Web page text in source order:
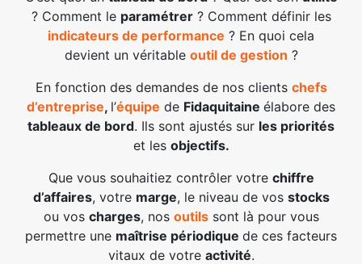
? Comment le paramétrer? Comment définir les
indicateurs de performance ? En quoi cela
devient un véritable outil de gestion ?
En fonction des demandes de nos clients chefs
d’entreprise, l’équipe de Fidaquitaine élabore des
tableaux de bord. Ils sont ajustés sur les priorités
et les objectifs.
Que vous souhaitiez contrôler votre chiffre
d’affaires, votre marge, le niveau de vos stocks
ou vos charges, nos outils sont là pour vous
permettre une maîtrise périodique de ces facteurs
vitaux de votre activité.